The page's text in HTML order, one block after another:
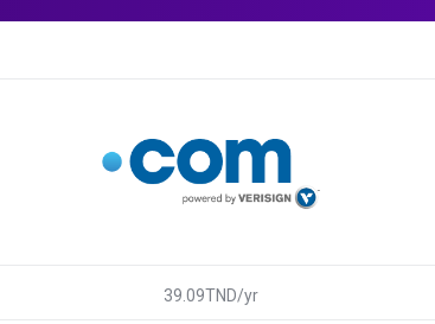
39.09TND/yr